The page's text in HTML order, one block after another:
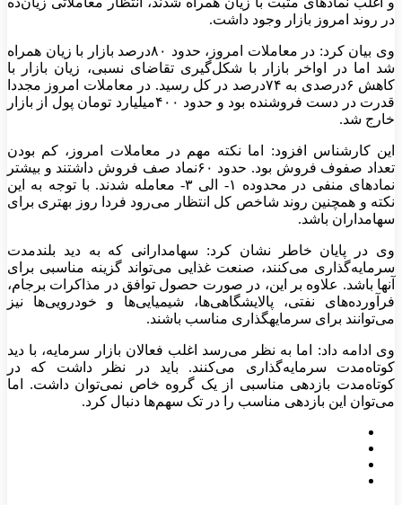
در روند امروز بازار وجود داشت.
وی بیان کرد: در معاملات امروز، حدود ۸۰درصد بازار با زیان همراه
شد اما در اواخر بازار با شکل‌گیری تقاضای نسبی، زیان بازار با
کاهش ۶درصدی به ۷۴درصد در کل رسید. در معاملات امروز مجددا
قدرت در دست فروشنده بود و حدود ۴۰۰میلیارد تومان پول از بازار
خارج شد.
این کارشناس افزود: اما نکته مهم در معاملات امروز، کم بودن
تعداد صفوف فروش بود. حدود ۶۰نماد صف فروش داشتند و بیشتر
نمادهای منفی در محدوده ۱- الی ۳- معامله شدند. با توجه به این
نکته و همچنین روند شاخص کل انتظار می‌رود فردا روز بهتری برای
سهامداران باشد.
وی در پایان خاطر نشان کرد: سهامدارانی که به دید بلندمدت
سرمایه‌گذاری می‌کنند، صنعت غذایی می‌تواند گزینه مناسبی برای
آنها باشد. علاوه بر این، در صورت حصول توافق در مذاکرات برجام،
فرآورده‌های نفتی، پالایشگاهی‌ها، شیمیایی‌ها و خودرویی‌ها نیز
می‌توانند برای سرمایهگذاری مناسب باشند.
وی ادامه داد: اما به نظر می‌رسد اغلب فعالان بازار سرمایه، با دید
کوتاه‌مدت سرمایه‌گذاری می‌کنند. باید در نظر داشت که در
کوتاه‌مدت بازدهی مناسبی از یک گروه خاص نمی‌توان داشت. اما
می‌توان این بازدهی مناسب را در تک سهم‌ها دنبال کرد.